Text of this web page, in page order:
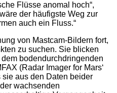
Flüsse anomal hoch“,
der häufigste Weg zur
auch ein Fluss.“
von Mastcam-Bildern fort,
zu suchen. Sie blicken
bodendurchdringenden
(Radar Imager for Mars‘
sie aus den Daten beider
wachsenden